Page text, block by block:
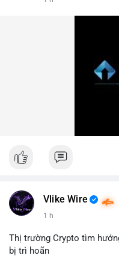
Vlike Wire
1 h
Thị trường Crypto tìm
bị trì hoãn